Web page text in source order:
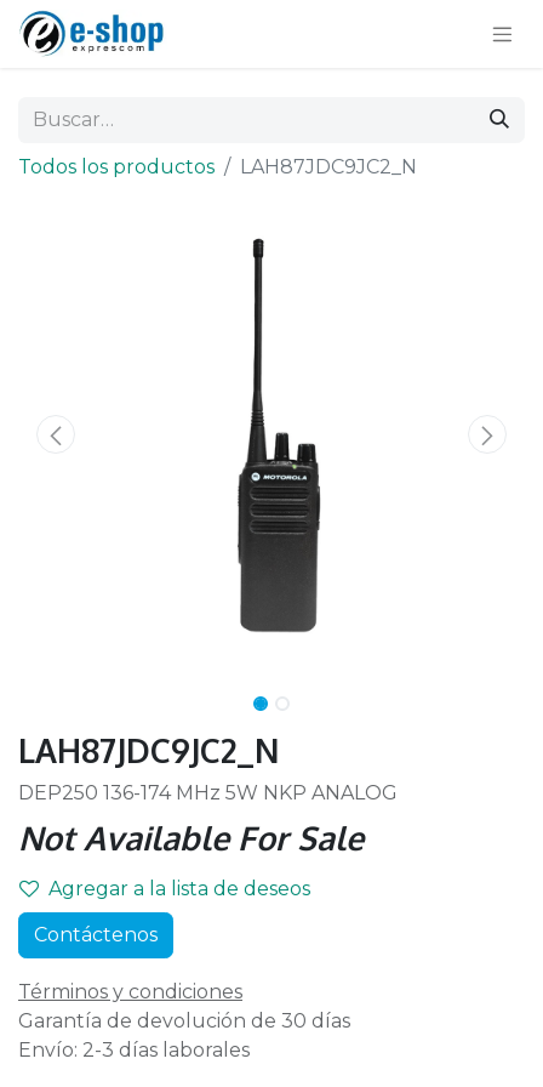
Todos los productos LAH87JDC9JC2_N
LAH87JDC9JC2_N
DEP250 136-174 MHz 5W NKP ANALOG
Not Available For Sale
Agregar a la lista de deseos
Contáctenos
Términos y condiciones
Garantía de devolución de 30 días
Envío: 2-3 días laborales